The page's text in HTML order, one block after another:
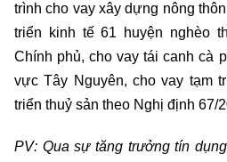
trình cho vay xây dựng nông
triển kinh tế 61 huyện nghèo
Chính phủ, cho vay tái canh cà
vực Tây Nguyên, cho vay tạm
triển thuỷ sản theo Nghị định 67/
PV: Qua sự tăng trưởng tín